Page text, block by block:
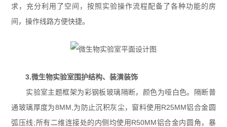
求，充分利用了空间，按照实验操作流程配备了各种功能的房
间，操作线路方便快捷。
3.微生物实验室围护结构、装潢装饰
实验室主题框架为彩钢板玻璃隔断，颜色为哑白色。隔断普
通玻璃厚度为8MM,为防止沉积灰尘，窗料使用R25MM铝合金圆
弧压线;所有二维连接处的内侧均使用R50MM铝合金内圆角，暴